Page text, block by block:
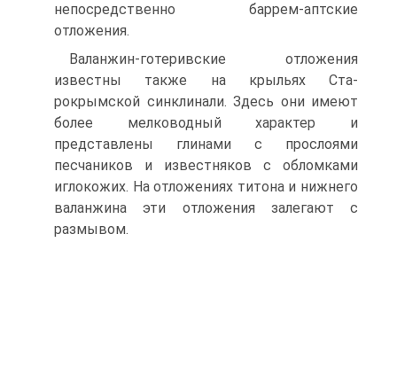
непосред­ственно баррем-аптские
отложения.
Валанжин-готеривские отложения
известны также на крыльях Ста­
рокрымской синклинали. Здесь они имеют
более мелководный характер и
представлены глинами с прослоями
песчаников и известняков с об­ломками
иглокожих. На отложениях титона и нижнего
валанжина эти отложения залегают с
размывом.